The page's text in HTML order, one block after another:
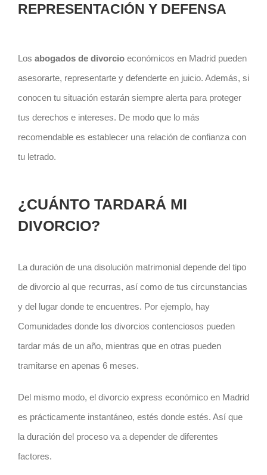
REPRESENTACIÓN Y DEFENSA
Los abogados de divorcioeconómicos en Madrid pueden
asesorarte, representarte y defenderte en juicio. Además, si
conocen tu situación estarán siempre alerta para proteger
tus derechos e intereses. De modo que lo más
recomendable es establecer una relación de confianza con
tu letrado.
¿CUÁNTO TARDARÁ MI
DIVORCIO?
La duración de una disolución matrimonial depende del tipo
de divorcio al que recurras, así como de tus circunstancias
y del lugar donde te encuentres. Por ejemplo, hay
Comunidades donde los divorcios contenciosos pueden
tardar más de un año, mientras que en otras pueden
tramitarse en apenas 6 meses.
Del mismo modo, el divorcio express económico en Madrid
es prácticamente instantáneo, estés donde estés. Así que
la duración del proceso va a depender de diferentes
factores.